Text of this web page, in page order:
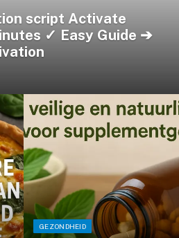
script Activate
✓ Easy Guide ➔
GEZONDHEID